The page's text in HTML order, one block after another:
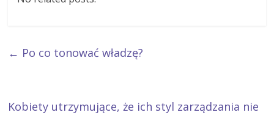
← Po co tonować władzę?
Kobiety utrzymujące, że ich styl zarządzania nie